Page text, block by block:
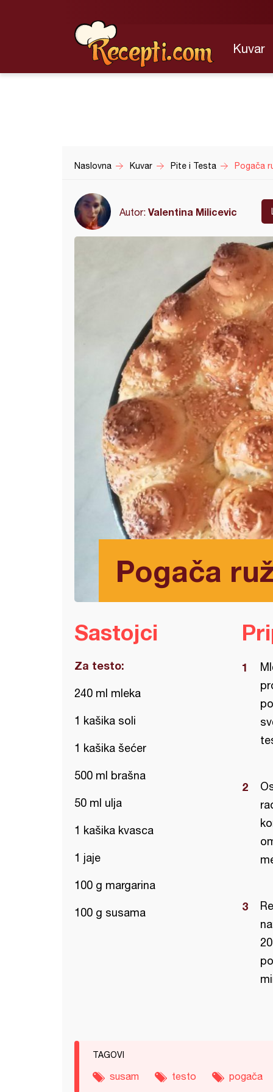
Kuvar
Naslovna Kuvar Pite i Testa Pogača
Autor: Valentina Milicevic
Pogača
Sastojci
Za testo:
240 ml mleka
1 kašika soli
1 kašika šećer
500 ml brašna
50 ml ulja
1 kašika kvasca
1 jaje
100 g margarina
100 g susama
TAGOVI
susam testo pogača